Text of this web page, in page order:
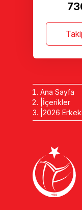
Ana Sayfa
İçerikler
2026